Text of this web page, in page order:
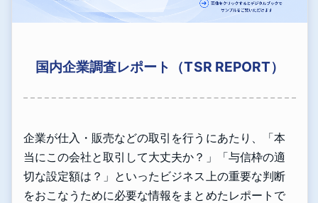
国内企業調査レポート（TSR REPORT）
企業が仕入・販売などの取引を行うにあたり、「本
当にこの会社と取引して大丈夫か？」「与信枠の適
切な設定額は？」といったビジネス上の重要な判断
をおこなうために必要な情報をまとめたレポートで